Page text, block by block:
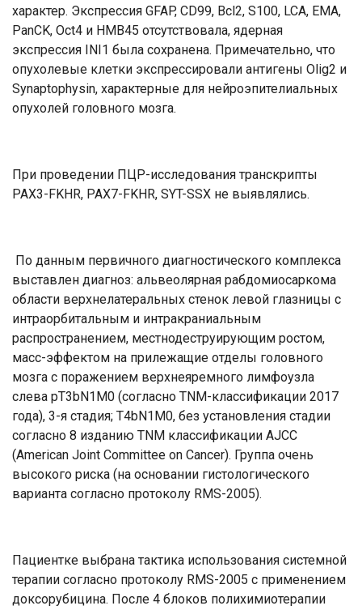
характер. Экспрессия GFAP, CD99, Bcl2, S100, LCA, EMA,
PanCK, Oct4 и HMB45 отсутствовала, ядерная
экспрессия INI1 была сохранена. Примечательно, что
опухолевые клетки экспрессировали антигены Olig2 и
Synaptophysin, характерные для нейроэпителиальных
опухолей головного мозга.
При проведении ПЦР-исследования транскрипты
PAX3-FKHR, PAX7-FKHR, SYT-SSX не выявлялись.
По данным первичного диагностического комплекса
выставлен диагноз: альвеолярная рабдомиосаркома
области верхнелатеральных стенок левой глазницы с
интраорбитальным и интракраниальным
распространением, местнодеструирующим ростом,
масс-эффектом на прилежащие отделы головного
мозга с поражением верхнеяремного лимфоузла
слева рT3bN1M0 (согласно TNM-классификации 2017
года), 3-я стадия; T4bN1M0, без установления стадии
согласно 8 изданию TNM классификации AJCC
(American Joint Committee on Cancer). Группа очень
высокого риска (на основании гистологического
варианта согласно протоколу RMS-2005).
Пациентке выбрана тактика использования системной
терапии согласно протоколу RMS-2005 с применением
доксорубицина. После 4 блоков полихимиотерапии